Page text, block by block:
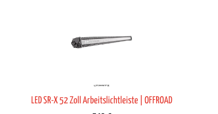
LED SR-X 52 Zoll Arbeitslichtleiste | OFFROAD